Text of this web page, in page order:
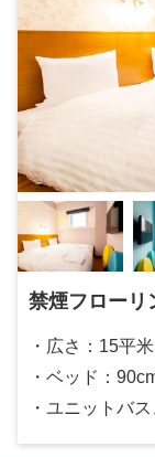
禁煙フローリ
・広さ：15平米
・ベッド：
・ユニットバ